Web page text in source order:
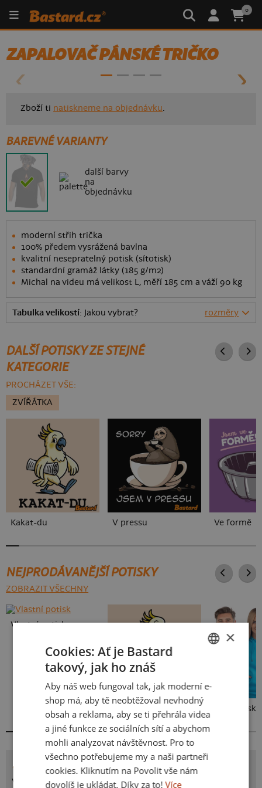
0
ZAPALOVAČ PÁNSKÉ TRIČKO
Zboží ti natiskneme na objednávku.
BAREVNÉ VARIANTY
další barvy
na
objednávku
moderní střih trička
100% předem vysrážená bavlna
kvalitní nesepratelný potisk (sítotisk)
standardní gramáž látky (185 g/m2)
Michal na videu má velikost L, měří 185 cm a váží 90 kg
Tabulka velikostí: Jakou vybrat? rozměry
DALŠÍ POTISKY ZE STEJNÉ
KATEGORIE
PROCHÁZET VŠE:
ZVÍŘÁTKA
Kakat-du V pressu Ve formě
NEJPRODÁVANĚJŠÍ POTISKY
ZOBRAZIT VŠECHNY
Vlastní potisk
Kakat-du Bez potisku
POTISK ZAPALOVAČ
Víš, co se skrývá v útrobách každého zapalovače? No
SLOVAK
×
Cookies: Ať je Bastard
takový, jak ho znáš
Aby náš web fungoval tak, jak moderní e-
shop má, aby tě neobtěžoval nevhodný
obsah a reklama, aby se ti přehrála videa
a jiné funkce ze sociálních sítí a abychom
mohli analyzovat návštěvnost. Pro to
všechno potřebujeme my a naši partneři
cookies. Kliknutím na Povolit vše nám
dovolíš je ukládat. Díky za to! Více